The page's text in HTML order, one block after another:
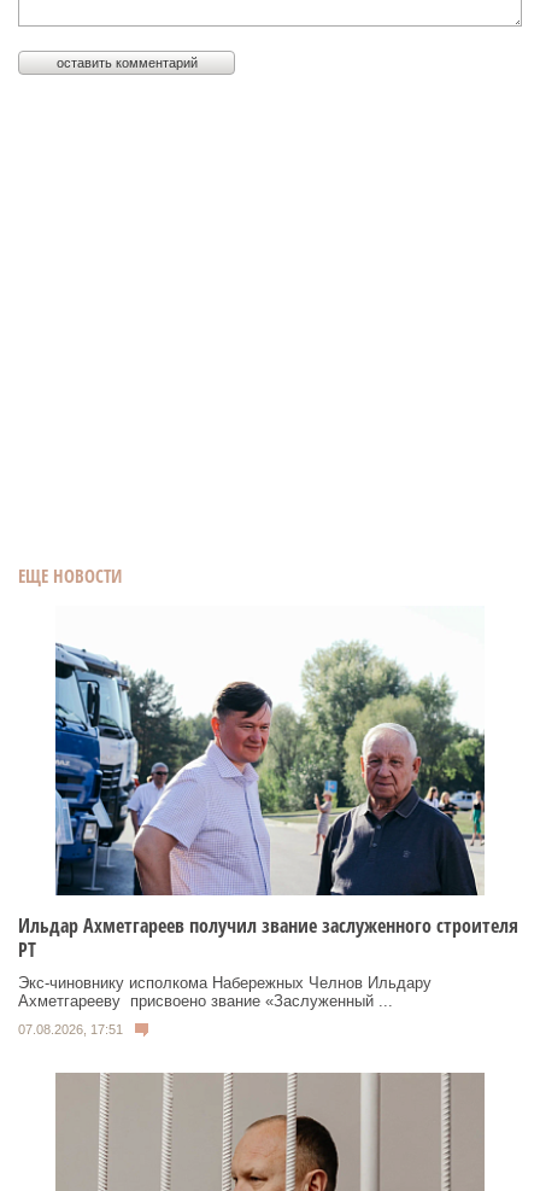
ЕЩЕ НОВОСТИ
Ильдар Ахметгареев получил звание заслуженного строителя
РТ
Экс‑чиновнику исполкома Набережных Челнов Ильдару
Ахметгарееву присвоено звание «Заслуженный ...
07.08.2026, 17:51